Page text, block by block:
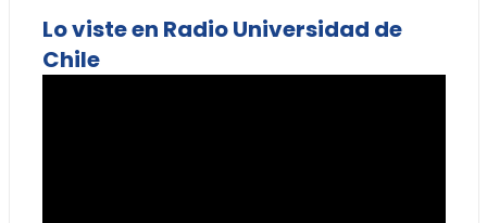
Lo viste en Radio Universidad de
Chile